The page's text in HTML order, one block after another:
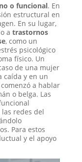
o funcional. En
estructural en
En su lugar,
a trastornos
, como un
psicológico
físico. Un
de una mujer
caída y en un
a hablar
o belga. Las
redes del
. Para estos
y el apoyo